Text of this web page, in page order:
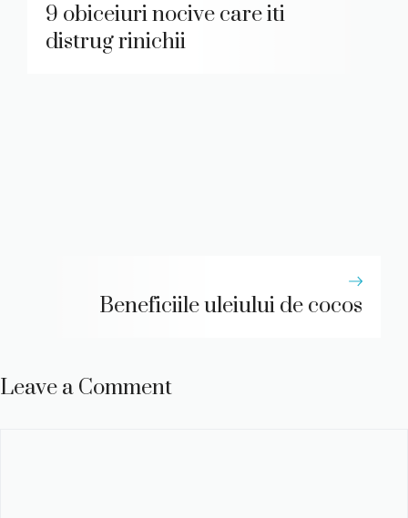
9 obiceiuri nocive care iti
distrug rinichii
Beneficiile uleiului de cocos
Leave a Comment